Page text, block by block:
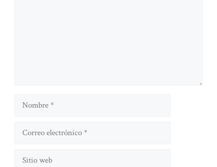
Nombre